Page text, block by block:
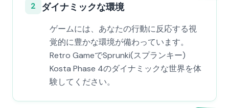
2 ダイナミックな環境
ゲームには、あなたの行動に反応する視
覚的に豊かな環境が備わっています。
Retro GameでSprunki(スプランキー)
Kosta Phase 4のダイナミックな世界を体
験してください。